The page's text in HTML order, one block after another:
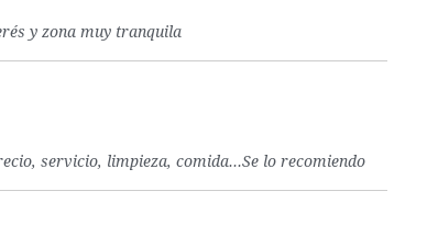
y zona muy tranquila
servicio, limpieza, comida...Se lo recomiendo